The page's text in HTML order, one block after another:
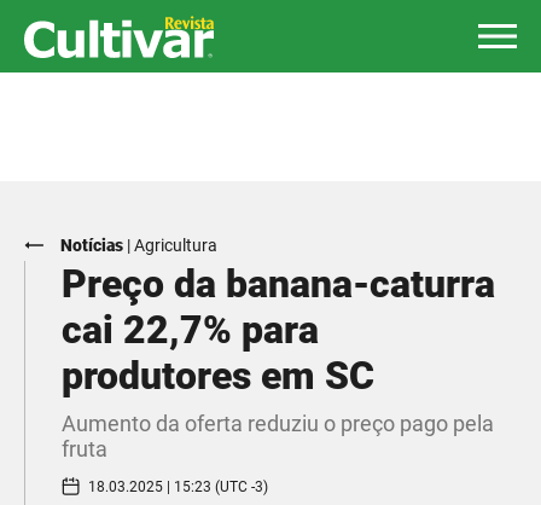
Notícias |Agricultura
Preço da banana-caturra
cai 22,7% para
produtores em SC
Aumento da oferta reduziu o preço pago pela
fruta
18.03.2025 | 15:23 (UTC -3)